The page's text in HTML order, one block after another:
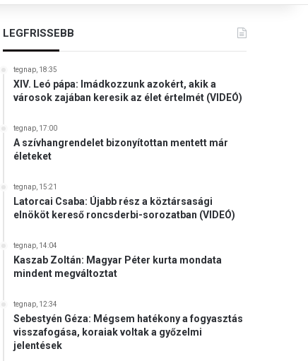
LEGFRISSEBB
tegnap, 18:35
XIV. Leó pápa: Imádkozzunk azokért, akik a
városok zajában keresik az élet értelmét (VIDEÓ)
tegnap, 17:00
A szívhangrendelet bizonyítottan mentett már
életeket
tegnap, 15:21
Latorcai Csaba: Újabb rész a köztársasági
elnököt kereső roncsderbi-sorozatban (VIDEÓ)
tegnap, 14:04
Kaszab Zoltán: Magyar Péter kurta mondata
mindent megváltoztat
tegnap, 12:34
Sebestyén Géza: Mégsem hatékony a fogyasztás
visszafogása, koraiak voltak a győzelmi
jelentések